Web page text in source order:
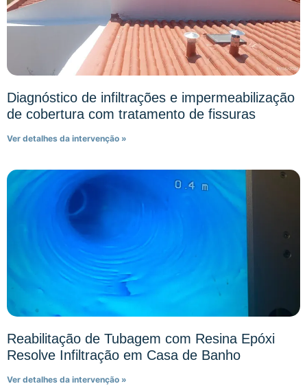
Diagnóstico de infiltrações e impermeabilização
de cobertura com tratamento de fissuras
Ver detalhes da intervenção »
Reabilitação de Tubagem com Resina Epóxi
Resolve Infiltração em Casa de Banho
Ver detalhes da intervenção »